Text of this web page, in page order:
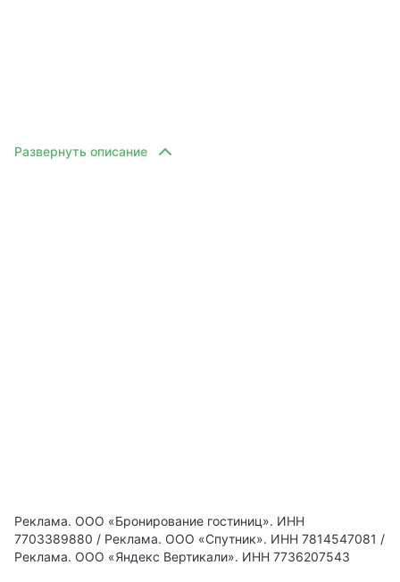
Реклама. ООО «Бронирование гостиниц». ИНН
7703389880 / Реклама. ООО «Спутник». ИНН 7814547081 /
Реклама. ООО «Яндекс Вертикали». ИНН 7736207543